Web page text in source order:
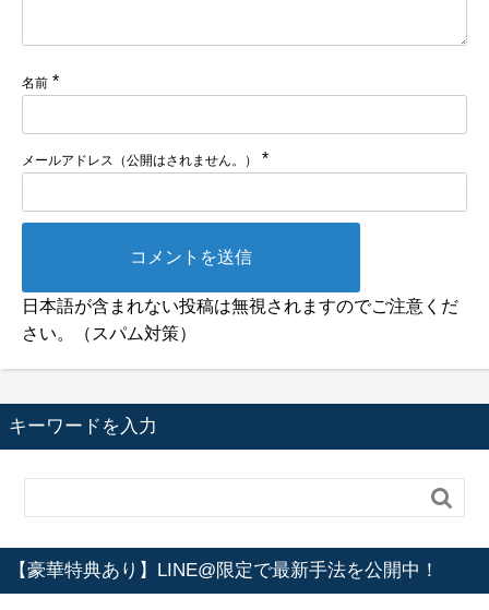
名前 *
メールアドレス（公開はされません。） *
日本語が含まれない投稿は無視されますのでご注意くだ
さい。（スパム対策）
キーワードを入力

【豪華特典あり】LINE@限定で最新手法を公開中！